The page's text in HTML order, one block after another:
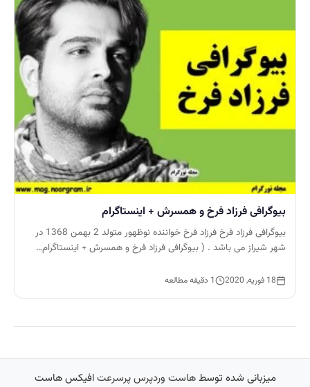
بیوگرافی فرزاد فرخ و همسرش + اینستاگرام
بیوگرافی فرزاد فرخ فرزاد فرخ خواننده نوظهور متولد 2 بهمن 1368 در
شهر شیراز می باشد . ( بیوگرافی فرزاد فرخ و همسرش + اینستاگرام…
18 فوریه, 2020 1 دقیقه مطالعه
میزبانی شده توسطهاست وردپرس پرسرعتافیکس هاست